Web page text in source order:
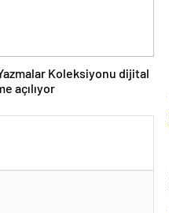
Koleksiyonu dijital
açılıyor